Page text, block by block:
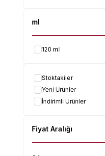
ml
120 ml
Stoktakiler
Yeni Ürünler
İndirimli Ürünler
Fiyat Aralığı